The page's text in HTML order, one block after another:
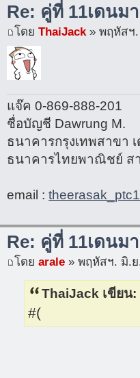
Re: คู่ที่ 11เดนม
โดยThaiJack » พฤหัสฯ.
แจ๊ค 0-869-888-201
ชื่อบัญชี Dawrung M.
ธนาคารกรุงเทพสาขา
ธนาคารไทยพาณิชย์ ส
email :
Re: คู่ที่ 11เดนม
โดยarale » พฤหัสฯ. มิ.ย
ThaiJack เขียน:
#(